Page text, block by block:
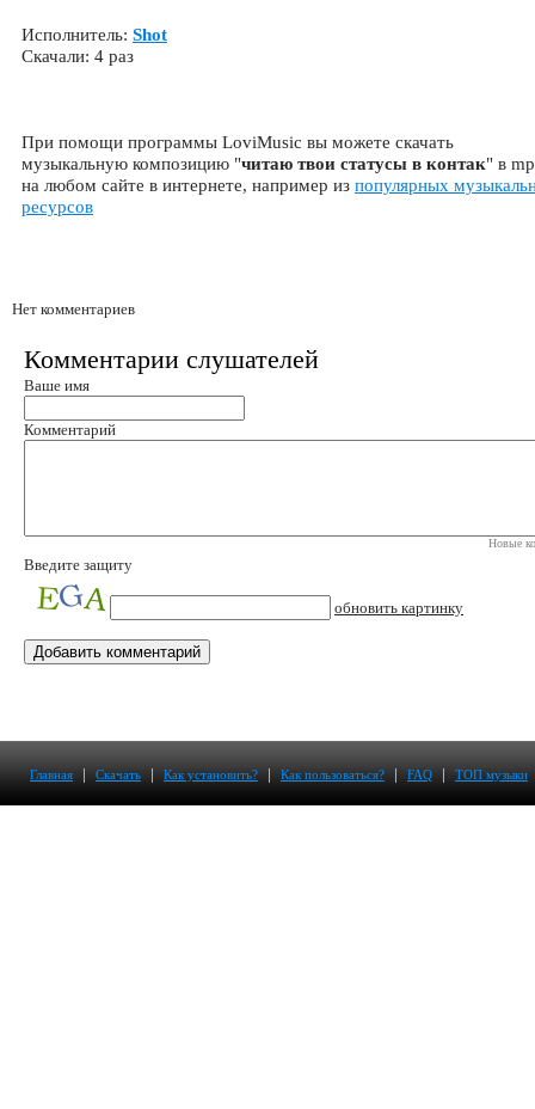
Исполнитель: Shot
Скачали: 4 раз
При помощи программы LoviMusic вы можете скачать
музыкальную композицию "читаю твои статусы в контак" в
на любом сайте в интернете, например из популярных
ресурсов
Нет комментариев
Комментарии слушателей
Ваше имя
Комментарий
Новые
Введите защиту
обновить картинку
Главная | Скачать | Как установить? | Как пользоваться? | FAQ | ТОП музыки